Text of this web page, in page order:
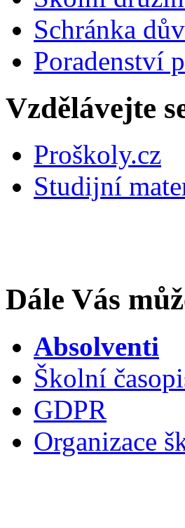
Schránka
Poradenství
Vzdělávejte
Proškoly.cz
Studijní
Dále Vás
Absolventi
Školní
GDPR
Organizace